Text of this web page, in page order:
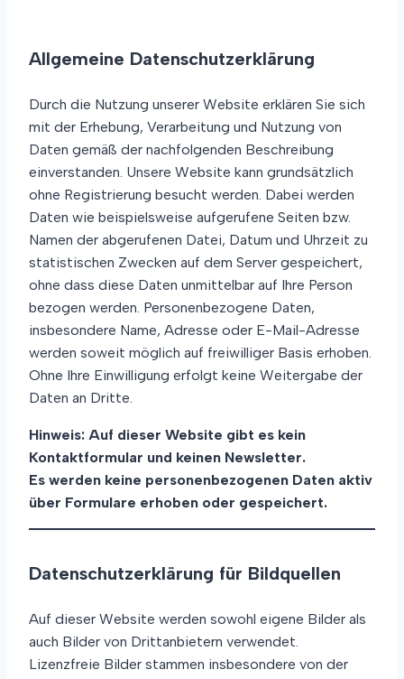
Allgemeine Datenschutzerklärung
Durch die Nutzung unserer Website erklären Sie sich
mit der Erhebung, Verarbeitung und Nutzung von
Daten gemäß der nachfolgenden Beschreibung
einverstanden. Unsere Website kann grundsätzlich
ohne Registrierung besucht werden. Dabei werden
Daten wie beispielsweise aufgerufene Seiten bzw.
Namen der abgerufenen Datei, Datum und Uhrzeit zu
statistischen Zwecken auf dem Server gespeichert,
ohne dass diese Daten unmittelbar auf Ihre Person
bezogen werden. Personenbezogene Daten,
insbesondere Name, Adresse oder E-Mail-Adresse
werden soweit möglich auf freiwilliger Basis erhoben.
Ohne Ihre Einwilligung erfolgt keine Weitergabe der
Daten an Dritte.
Hinweis: Auf dieser Website gibt es kein
Kontaktformular und keinen Newsletter.
Es werden keine personenbezogenen Daten aktiv
über Formulare erhoben oder gespeichert.
Datenschutzerklärung für Bildquellen
Auf dieser Website werden sowohl eigene Bilder als
auch Bilder von Drittanbietern verwendet.
Lizenzfreie Bilder stammen insbesondere von der